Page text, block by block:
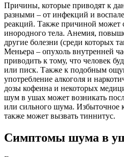
Причины, которые приводят к
разными – от инфекций и
реакций. Также причиной может
инородного тела. Анемия,
другие болезни (среди которых
Меньера – опухоль внутренней
приводить к тому, что человек
или писк. Также к подобным
употребление алкоголя и
дозы кофеина и некоторых
шум в ушах может возникать
или сильного шума. Избыточное
также может вызвать тиннитус.
Симптомы шума в